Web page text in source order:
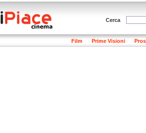
Cerca
Film Prime Visioni